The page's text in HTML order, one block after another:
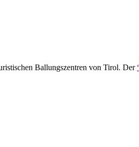
Ballungszentren von Tirol. Der